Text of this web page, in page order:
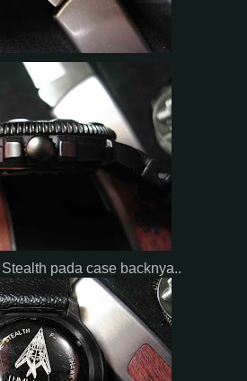
pada case backnya..